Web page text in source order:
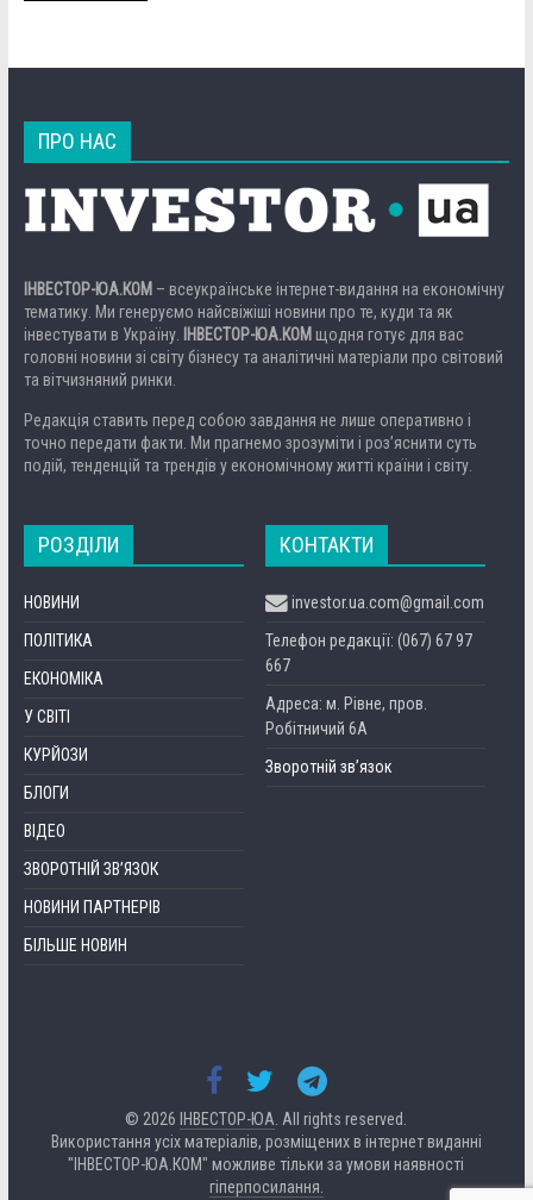
ПРО НАС
ІНВЕСТОР-ЮА.КОМ – всеукраїнське інтернет-видання на економічну
тематику. Ми генеруємо найсвіжіші новини про те, куди та як
інвестувати в Україну.
ІНВЕСТОР-ЮА.КОМ щодня готує для вас
головні новини зі світу бізнесу та аналітичні матеріали про світовий
та вітчизняний ринки.
Редакція ставить перед собою завдання не лише оперативно і
точно передати факти. Ми прагнемо зрозуміти і роз’яснити суть
подій, тенденцій та трендів у економічному житті країни і світу.
РОЗДІЛИ
НОВИНИ
ПОЛІТИКА
ЕКОНОМІКА
У СВІТІ
КУРЙОЗИ
БЛОГИ
ВІДЕО
ЗВОРОТНІЙ ЗВ’ЯЗОК
НОВИНИ ПАРТНЕРІВ
БІЛЬШЕ НОВИН
КОНТАКТИ
investor.ua.com@gmail.com
Телефон редакції: (067) 67 97
667
Адреса: м. Рівне, пров.
Робітничий 6А
Зворотній зв’язок
© 2026 ІНВЕСТОР-ЮА . All rights reserved.
Використання усіх матеріалів, розміщених в інтернет виданні
"ІНВЕСТОР-ЮА.КОМ" можливе тільки за умови наявності
гіперпосилання.